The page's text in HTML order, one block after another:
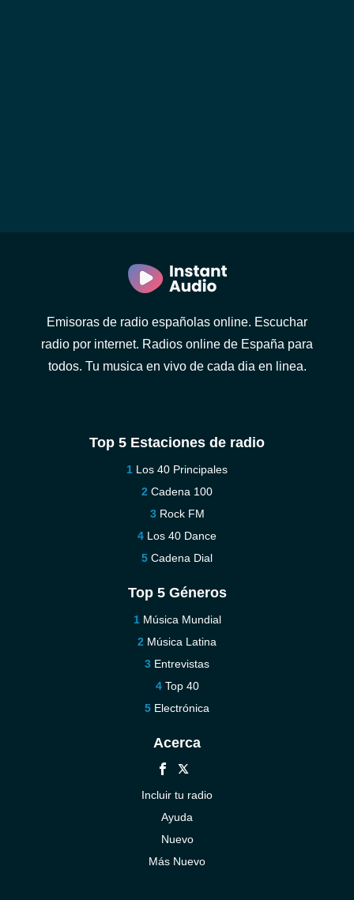
Emisoras de radio españolas online. Escuchar
radio por internet. Radios online de España para
todos. Tu musica en vivo de cada dia en linea.
Top 5 Estaciones de radio
Los 40 Principales
Cadena 100
Rock FM
Los 40 Dance
Cadena Dial
Top 5 Géneros
Música Mundial
Música Latina
Entrevistas
Top 40
Electrónica
Acerca
Incluir tu radio
Ayuda
Nuevo
Más Nuevo